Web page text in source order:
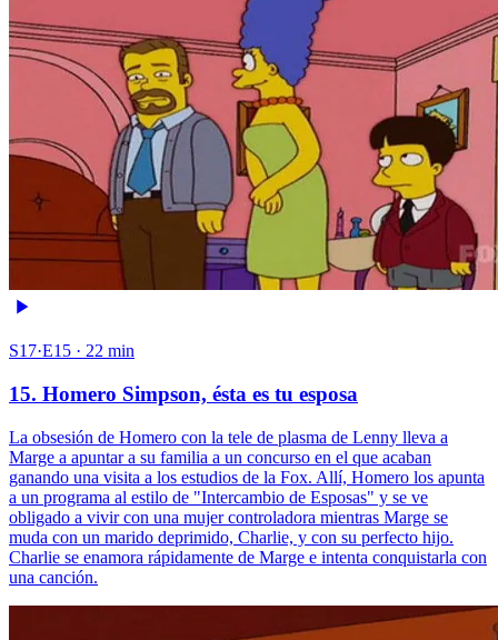
S17·E15 · 22 min
15. Homero Simpson, ésta es tu esposa
La obsesión de Homero con la tele de plasma de Lenny lleva a
Marge a apuntar a su familia a un concurso en el que acaban
ganando una visita a los estudios de la Fox. Allí, Homero los apunta
a un programa al estilo de "Intercambio de Esposas" y se ve
obligado a vivir con una mujer controladora mientras Marge se
muda con un marido deprimido, Charlie, y con su perfecto hijo.
Charlie se enamora rápidamente de Marge e intenta conquistarla con
una canción.